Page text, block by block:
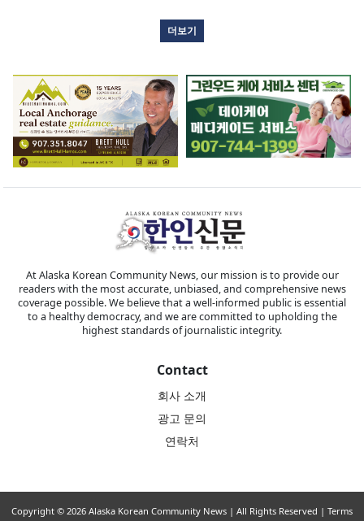
더보기
At Alaska Korean Community News, our mission is to provide our
readers with the most accurate, unbiased, and comprehensive news
coverage possible. We believe that a well-informed public is essential
to a healthy democracy, and we are committed to upholding the
highest standards of journalistic integrity.
Contact
회사 소개
광고 문의
연락처
Copyright © 2026 Alaska Korean Community News | All Rights Reserved | Terms